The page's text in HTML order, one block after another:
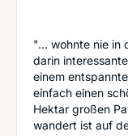
"... wohnte nie in
darin
einem
einfach einen
Hektar großen
wandert ist auf